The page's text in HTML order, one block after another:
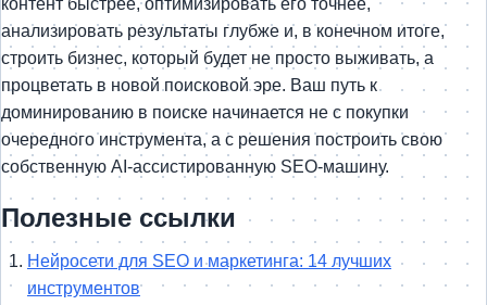
контент быстрее, оптимизировать его точнее,
анализировать результаты глубже и, в конечном итоге,
строить бизнес, который будет не просто выживать, а
процветать в новой поисковой эре. Ваш путь к
доминированию в поиске начинается не с покупки
очередного инструмента, а с решения построить свою
собственную AI-ассистированную SEO-машину.
Полезные ссылки
Нейросети для SEO и маркетинга: 14 лучших
инструментов